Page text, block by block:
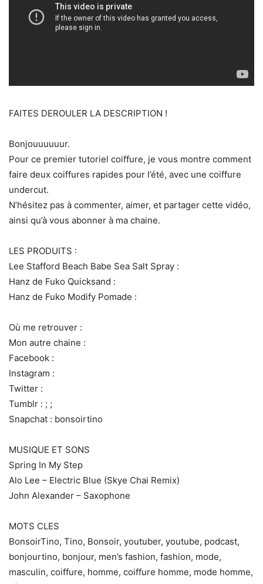
FAITES DEROULER LA DESCRIPTION !
Bonjouuuuuur.
Pour ce premier tutoriel coiffure, je vous montre comment
faire deux coiffures rapides pour l’été, avec une coiffure
undercut.
N’hésitez pas à commenter, aimer, et partager cette vidéo,
ainsi qu’à vous abonner à ma chaine.
LES PRODUITS :
Lee Stafford Beach Babe Sea Salt Spray :
Hanz de Fuko Quicksand :
Hanz de Fuko Modify Pomade :
Où me retrouver :
Mon autre chaine :
Facebook :
Instagram :
Twitter :
Tumblr : ; ;
Snapchat : bonsoirtino
MUSIQUE ET SONS
Spring In My Step
Alo Lee – Electric Blue (Skye Chai Remix)
John Alexander – Saxophone
MOTS CLES
BonsoirTino, Tino, Bonsoir, youtuber, youtube, podcast,
bonjourtino, bonjour, men’s fashion, fashion, mode,
masculin, coiffure, homme, coiffure homme, mode homme,